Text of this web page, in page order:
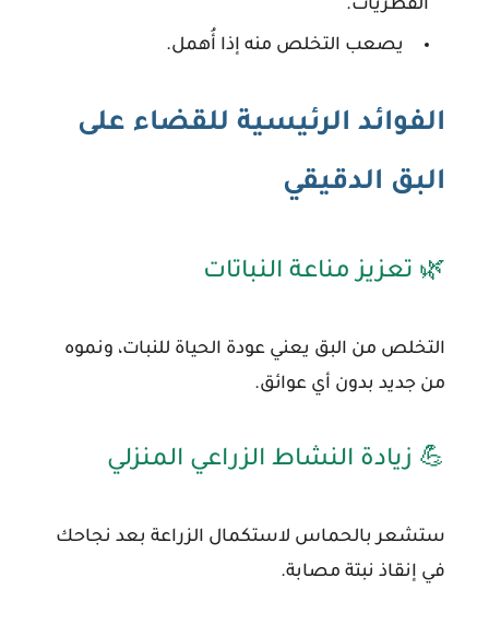
الفطريات.
يصعب التخلص منه إذا أُهمل.
الفوائد الرئيسية للقضاء على
البق الدقيقي
🌿 تعزيز مناعة النباتات
التخلص من البق يعني عودة الحياة للنبات، ونموه
من جديد بدون أي عوائق.
💪 زيادة النشاط الزراعي المنزلي
ستشعر بالحماس لاستكمال الزراعة بعد نجاحك
في إنقاذ نبتة مصابة.